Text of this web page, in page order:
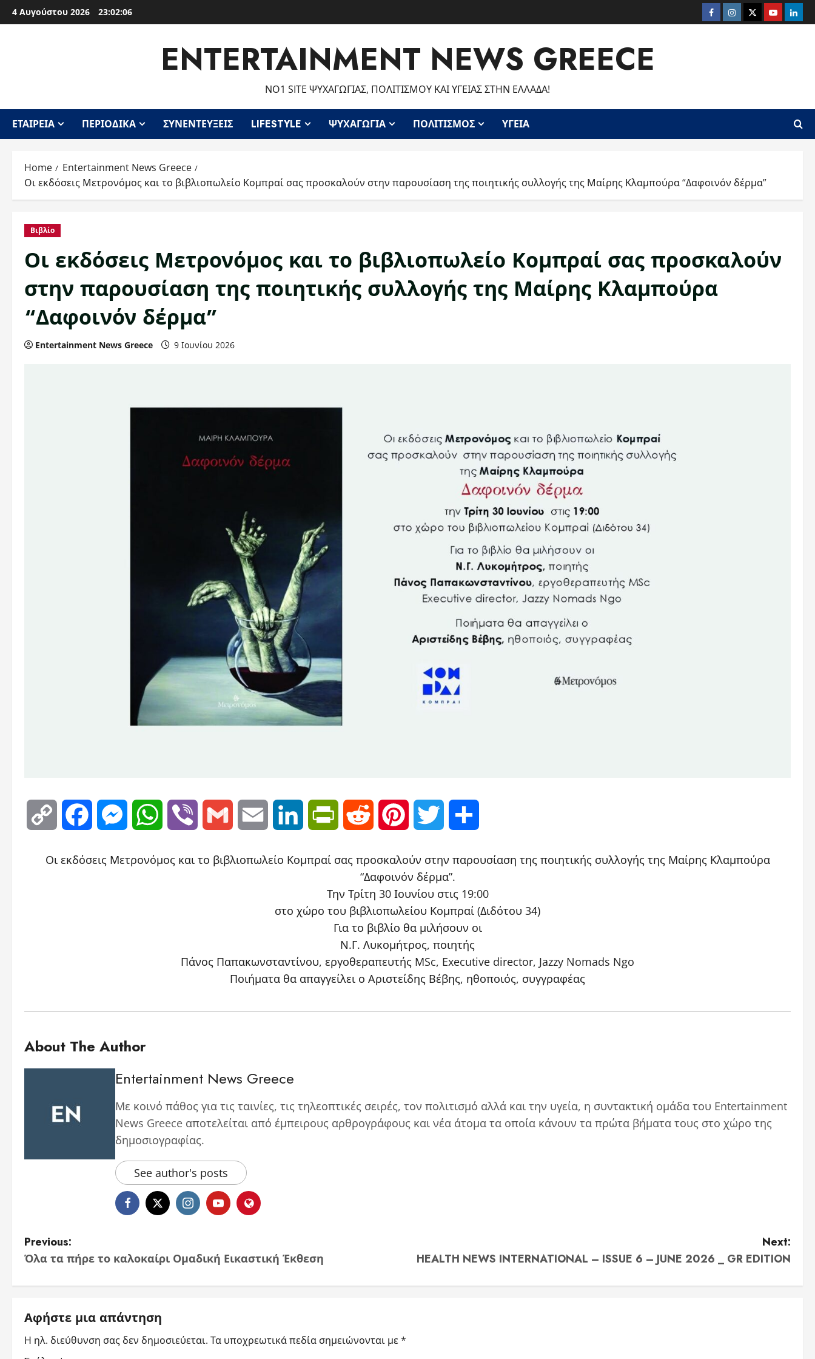
Skip
to
4 Αυγούστου 2026 23:02:07 Facebook
Instagram
TwitterYoutube
ENTERTAINMENT NEWS GREECE
ΝΟ1 SITE ΨΥΧΑΓΩΓΊΑΣ, ΠΟΛΙΤΙΣΜΟΎ ΚΑΙ ΥΓΕΊΑΣ ΣΤΗΝ ΕΛΛΆΔΑ!
ΕΤΑΙΡΕΊΑ ΠΕΡΙΟΔΙΚΆ ΣΥΝΕΝΤΕΎΞΕΙΣ LIFESTYLE ΨΥΧΑΓΩΓΊΑ ΠΟΛΙΤΙΣΜΌΣ ΥΓΕΊΑ
Home
Entertainment News Greece
Οι εκδόσεις Μετρονόμος και το βιβλιοπωλείο Κομπραί σας προσκαλούν στην παρουσίαση της ποιητικής συλλογής της Μαίρης Κλαμπούρα “Δαφοινόν δέρμα”
Βιβλίο
Οι εκδόσεις Μετρονόμος και το βιβλιοπωλείο Κομπραί σας προσκαλούν
στην παρουσίαση της ποιητικής συλλογής της Μαίρης Κλαμπούρα
“Δαφοινόν δέρμα”
Entertainment News Greece 9 Ιουνίου 2026
Copy Facebook MessengerWhatsAppViber Gmail Email LinkedIn PrintFriendly
Reddit Pinterest Twitter
Οι εκδόσεις Μετρονόμος και το βιβλιοπωλείο Κομπραί σας προσκαλούν στην παρουσίαση της ποιητικής συλλογής της Μαίρης Κλαμπούρα
“Δαφοινόν δέρμα”.
Την Τρίτη 30 Ιουνίου στις 19:00
στο χώρο του βιβλιοπωλείου Κομπραί (Διδότου 34)
Για το βιβλίο θα μιλήσουν οι
Ν.Γ. Λυκομήτρος, ποιητής
Πάνος Παπακωνσταντίνου, εργοθεραπευτής MSc, Executive director, Jazzy Nomads Ngo
Ποιήματα θα απαγγείλει ο Αριστείδης Βέβης, ηθοποιός, συγγραφέας
About The Author
Entertainment News Greece
Με κοινό πάθος για τις ταινίες, τις τηλεοπτικές σειρές, τον πολιτισμό αλλά και την υγεία, η συντακτική ομάδα του Entertainment
News Greece αποτελείται από έμπειρους αρθρογράφους και νέα άτομα τα οποία κάνουν τα πρώτα βήματα τους στο χώρο της
δημοσιογραφίας.
See author's posts
P
o
t
n
Previous:
Όλα τα πήρε το καλοκαίρι Ομαδική Εικαστική Έκθεση
Next:
HEALTH NEWS INTERNATIONAL – ISSUE 6 – JUNE 2026 _ GR EDITION
Αφήστε μια απάντηση
Η ηλ. διεύθυνση σας δεν δημοσιεύεται. Τα υποχρεωτικά πεδία σημειώνονται με*